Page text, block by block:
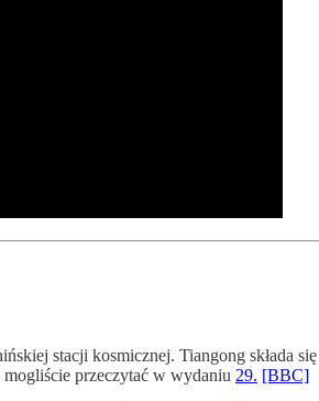
stacji kosmicznej. Tiangong składa
mogliście przeczytać w wydaniu 29. [BBC]